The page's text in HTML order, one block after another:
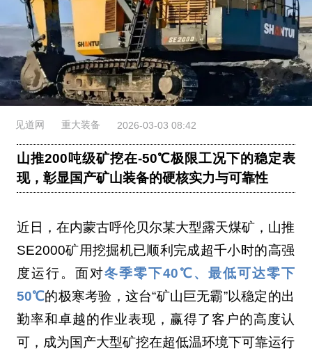
见道网 重大装备 2026-03-03 08:42
山推200吨级矿挖在-50℃极限工况下的稳定表
现，彰显国产矿山装备的硬核实力与可靠性
近日，在内蒙古呼伦贝尔某大型露天煤矿，山推
SE2000矿用挖掘机已顺利完成超千小时的高强
度运行。面对冬季零下40℃、最低可达零下
50℃的极寒考验，这台“矿山巨无霸”以稳定的出
勤率和卓越的作业表现，赢得了客户的高度认
可，成为国产大型矿挖在超低温环境下可靠运行